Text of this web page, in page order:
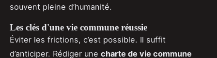
souvent pleine d’humanité.
Les clés d'une vie commune réussie
Éviter les frictions, c’est possible. Il suffit
d’anticiper. Rédiger une charte de vie commune